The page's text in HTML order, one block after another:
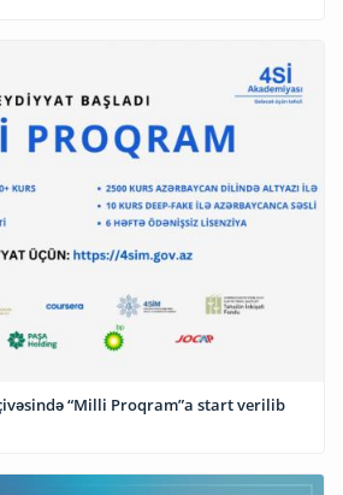
“Milli Proqram”a start verilib